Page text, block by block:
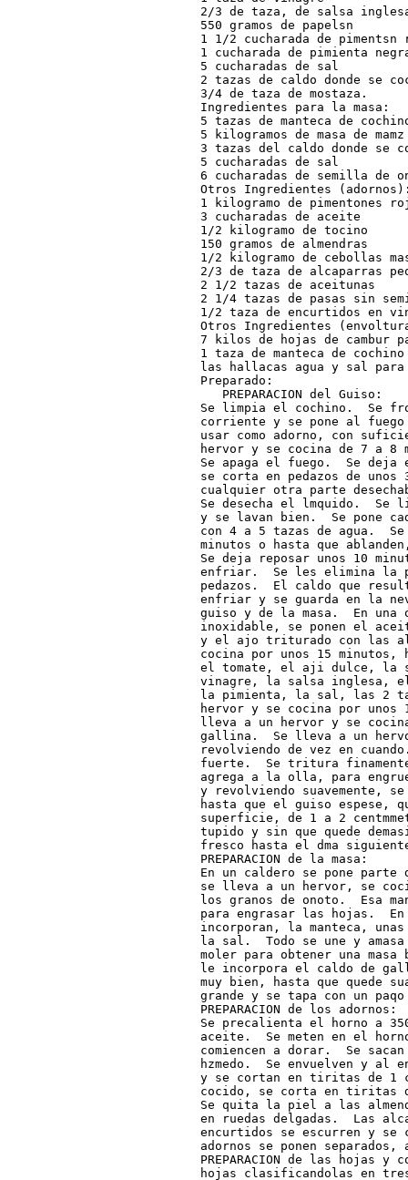
2/3 de taza, de salsa
550 gramos de papelsn
1 1/2 cucharada de pimentsn
1 cucharada de pimienta
5 cucharadas de sal
2 tazas de caldo donde se
3/4 de taza de mostaza.
Ingredientes para la masa:
5 tazas de manteca de
5 kilogramos de masa de mamz
3 tazas del caldo donde se
5 cucharadas de sal
6 cucharadas de semilla de
Otros Ingredientes
1 kilogramo de pimentones
3 cucharadas de aceite
1/2 kilogramo de tocino
150 gramos de almendras
1/2 kilogramo de cebollas
2/3 de taza de alcaparras
2 1/2 tazas de aceitunas
2 1/4 tazas de pasas sin
1/2 taza de encurtidos en
Otros Ingredientes
7 kilos de hojas de cambur
1 taza de manteca de
las hallacas agua y sal
Preparado:
   PREPARACION del Guiso:
Se limpia el cochino.  Se
corriente y se pone al fuego
usar como adorno, con
hervor y se cocina de 7 a 8
Se apaga el fuego.  Se
se corta en pedazos de
cualquier otra parte
Se desecha el lmquido.
y se lavan bien.  Se pone
con 4 a 5 tazas de agua.
minutos o hasta que
Se deja reposar unos 10
enfriar.  Se les elimina la
pedazos.  El caldo que
enfriar y se guarda en la
guiso y de la masa.  En una
inoxidable, se ponen el
y el ajo triturado con las
cocina por unos 15
el tomate, el aji dulce, la
vinagre, la salsa inglesa,
la pimienta, la sal, las 2
hervor y se cocina por unos
lleva a un hervor y se
gallina.  Se lleva a un
revolviendo de vez en
fuerte.  Se tritura
agrega a la olla, para
y revolviendo suavemente,
hasta que el guiso espese,
superficie, de 1 a 2
tupido y sin que quede
fresco hasta el dma
PREPARACION de la masa:
En un caldero se pone
se lleva a un hervor, se
los granos de onoto.  Esa
para engrasar las hojas.
incorporan, la manteca,
la sal.  Todo se une y
moler para obtener una
le incorpora el caldo de
muy bien, hasta que quede
grande y se tapa con un paqo
PREPARACION de los adornos:
Se precalienta el horno a
aceite.  Se meten en el
comiencen a dorar.  Se
hzmedo.  Se envuelven y
y se cortan en tiritas de 1
cocido, se corta en tiritas
Se quita la piel a las
en ruedas delgadas.  Las
encurtidos se escurren y se
adornos se ponen separados,
PREPARACION de las
hojas clasificandolas en